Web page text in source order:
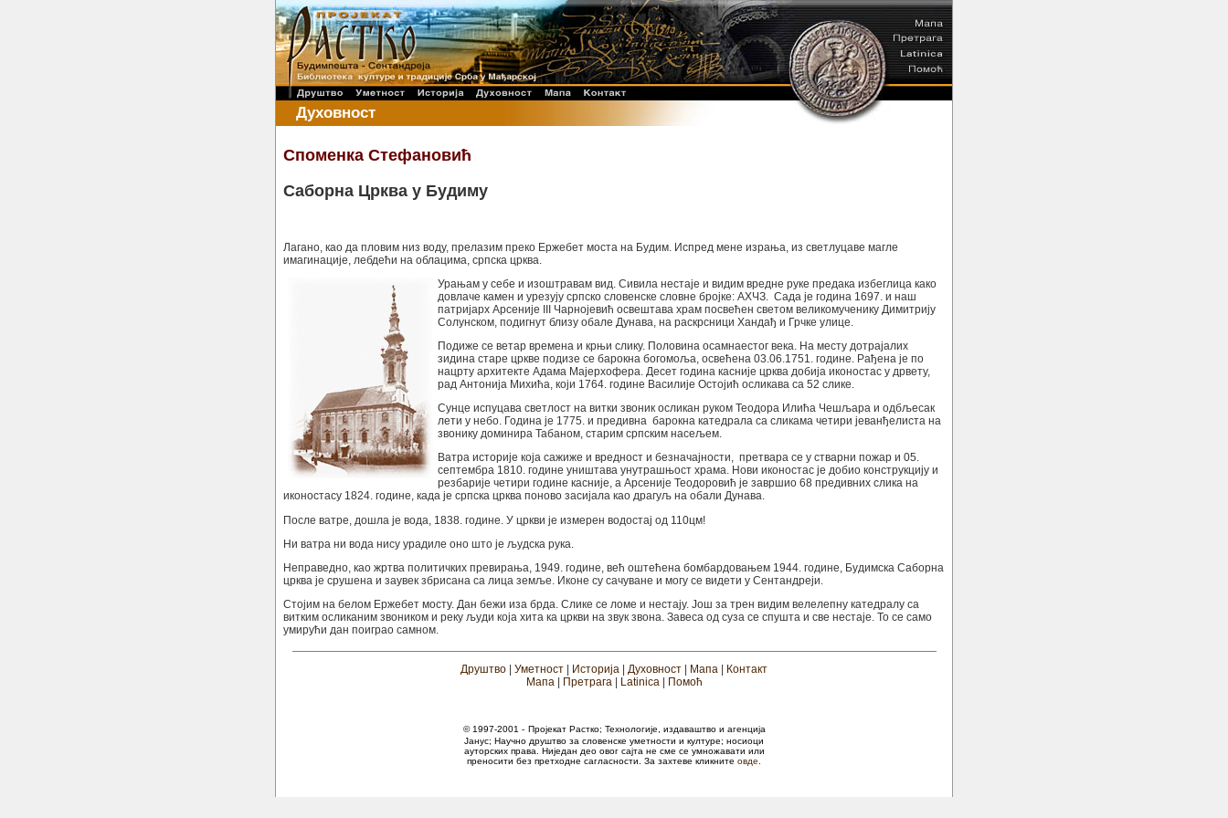
Духовност
Споменка Стефановић
Саборна Црква у Будиму
Лагано, као да пловим низ воду, прелазим преко Ержебет моста на Будим. Испред мене израња, из светлуцаве магле
имагинације, лебдећи на облацима, српска црква.
Урањам у себе и изоштравам вид. Сивила нестаје и видим вредне руке предака избеглица како
довлаче камен и урезују српско словенске словне бројке: АХЧЗ. Сада је година 1697. и наш
патријарх Арсеније III Чарнојевић освештава храм посвећен светом великомученику Димитрију
Солунском, подигнут близу обале Дунава, на раскрсници Хандађ и Грчке улице.
Подиже се ветар времена и крњи слику. Половина осамнаестог века. На месту дотрајалих
зидина старе цркве подизе се барокна богомоља, освећена 03.06.1751. године. Рађена је по
нацрту архитекте Адама Мајерхофера. Десет година касније црква добија иконостас у дрвету,
рад Антонија Михића, који 1764. године Василије Остојић осликава са 52 слике.
Сунце испуцава светлост на витки звоник осликан руком Теодора Илића Чешљара и одбљесак
лети у небо. Година је 1775. и предивна барокна катедрала са сликама четири јеванђелиста на
звонику доминира Табаном, старим српским насељем.
Ватра историје која сажиже и вредност и безначајности, претвара се у стварни пожар и 05.
септембра 1810. године уништава унутрашњост храма. Нови иконостас је добио конструкцију и
резбарије четири године касније, а Арсеније Теодоровић је завршио 68 предивних слика на
иконостасу 1824. године, када је српска црква поново засијала као драгуљ на обали Дунава.
После ватре, дошла је вода, 1838. године. У цркви је измерен водостај од 110цм!
Ни ватра ни вода нису урадиле оно што је људска рука.
Неправедно, као жртва политичких превирања, 1949. године, већ оштећена бомбардовањем 1944. године, Будимска Саборна
црква је срушена и заувек збрисана са лица земље. Иконе су сачуване и могу се видети у Сентандреји.
Стојим на белом Ержебет мосту. Дан бежи иза брда. Слике се ломе и нестају. Још за трен видим велелепну катедралу са
витким осликаним звоником и реку људи која хита ка цркви на звук звона. Завеса од суза се спушта и све нестаје. То се само
умирући дан поиграо самном.
Друштво Уметност Историја Духовност Мапа
Контакт
Мапа| Претрага| Latinica| Помоћ
© 1997-2001 - Пројекат Растко; Технологије, издаваштво и агенција
Јанус; Научно друштво за словенске уметности и културе; носиоци
ауторских права. Ниједан део овог сајта не сме се умножавати или
преносити без претходне сагласности. За захтеве кликните овде